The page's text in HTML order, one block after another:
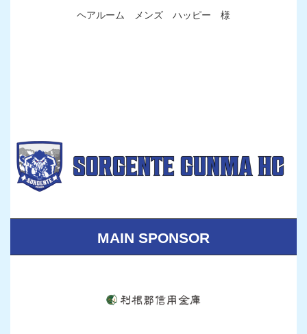
ヘアルーム メンズ ハッピー 様
MAIN SPONSOR